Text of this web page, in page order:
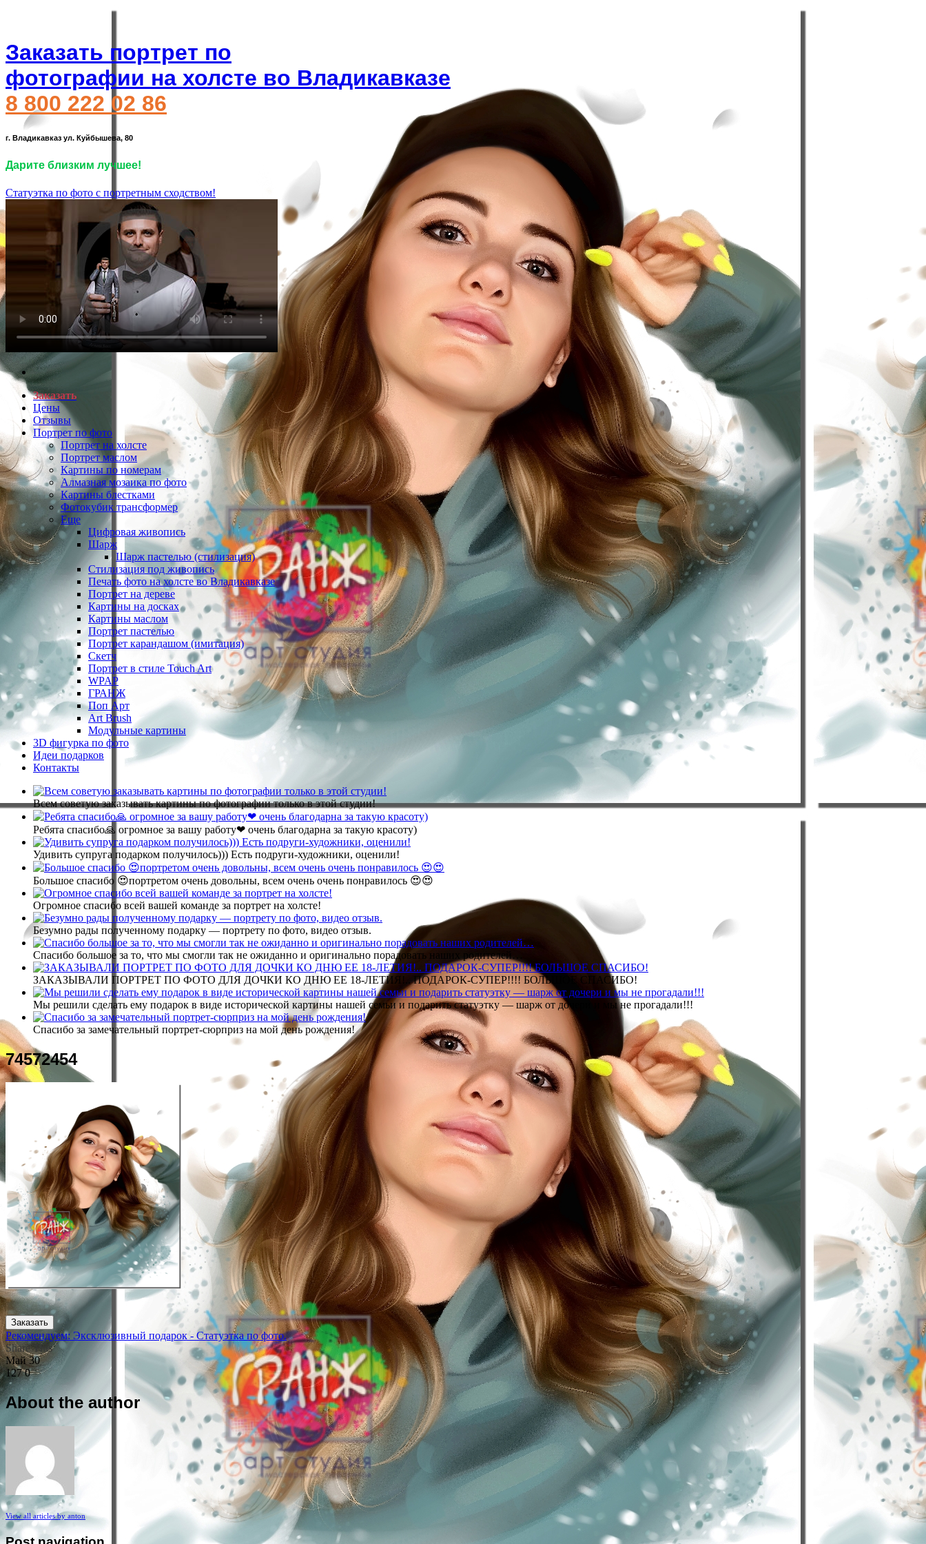
Заказать портрет по
фотографии на холсте во Владикавказе
8 800 222 02 86
г. Владикавказ ул. Куйбышева, 80
Дарите близким лучшее!
Статуэтка по фото с портретным сходством!
Заказать
Цены
Отзывы
Портрет по фото
Портрет на холсте
Портрет маслом
Картины по номерам
Алмазная мозаика по фото
Картины блестками
Фотокубик трансформер
Еще
Цифровая живопись
Шарж
Шарж пастелью (стилизация)
Стилизация под живопись
Печать фото на холсте во Владикавказе
Портрет на дереве
Картины на досках
Картины маслом
Портрет пастелью
Портрет карандашом (имитация)
Скетч
Портрет в стиле Touch Art
WPAP
ГРАНЖ
Поп Арт
Art Brush
Модульные картины
3D фигурка по фото
Идеи подарков
Контакты
Всем советую заказывать картины по фотографии только в этой студии!
Ребята спасибо🙏 огромное за вашу работу❤ очень благодарна за такую красоту)
Удивить супруга подарком получилось))) Есть подруги-художники, оценили!
Большое спасибо 😍портретом очень довольны, всем очень очень понравилось 😍😍
Огромное спасибо всей вашей команде за портрет на холсте!
Безумно рады полученному подарку — портрету по фото, видео отзыв.
Спасибо большое за то, что мы смогли так не ожиданно и оригинально порадовать наших родителей…
ЗАКАЗЫВАЛИ ПОРТРЕТ ПО ФОТО ДЛЯ ДОЧКИ КО ДНЮ ЕЕ 18-ЛЕТИЯ!.. ПОДАРОК-СУПЕР!!!! БОЛЬШОЕ СПАСИБО!
Мы решили сделать ему подарок в виде исторической картины нашей семьи и подарить статуэтку — шарж от дочери и мы не прогадали!!!
Спасибо за замечательный портрет-сюрприз на мой день рождения!
74572454
Заказать
Рекомендуем: Эксклюзивный подарок - Статуэтка по фото.
Share This
Май 30
1270
About the author
View all articles by anton